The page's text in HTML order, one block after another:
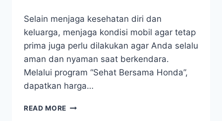
Selain menjaga kesehatan diri dan
keluarga, menjaga kondisi mobil agar tetap
prima juga perlu dilakukan agar Anda selalu
aman dan nyaman saat berkendara.
Melalui program “Sehat Bersama Honda”,
dapatkan harga…
READ MORE